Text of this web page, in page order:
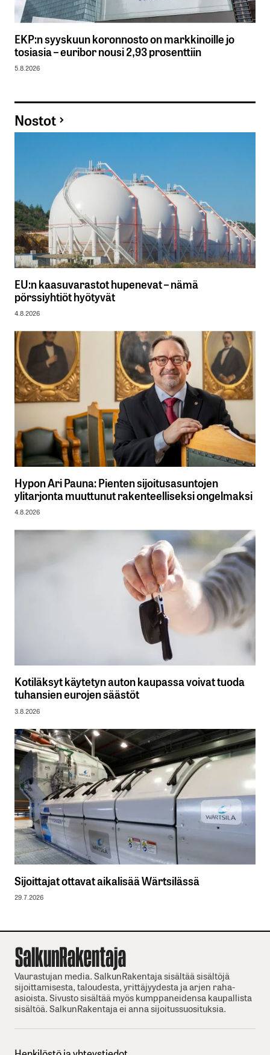
EKP:n syyskuun koronnosto on markkinoille jo
tosiasia – euribor nousi 2,93 prosenttiin
5.8.2026
Nostot
EU:n kaasuvarastot hupenevat – nämä
pörssiyhtiöt hyötyvät
4.8.2026
Hypon Ari Pauna: Pienten sijoitusasuntojen
ylitarjonta muuttunut rakenteelliseksi ongelmaksi
4.8.2026
Kotiläksyt käytetyn auton kaupassa voivat tuoda
tuhansien eurojen säästöt
3.8.2026
Sijoittajat ottavat aikalisää Wärtsilässä
29.7.2026
Vaurastujan media. SalkunRakentaja sisältää sisältöjä
sijoittamisesta, taloudesta, yrittäjyydesta ja arjen raha-
asioista. Sivusto sisältää myös kumppaneidensa kaupallista
sisältöä. SalkunRakentaja ei anna sijoitussuosituksia.